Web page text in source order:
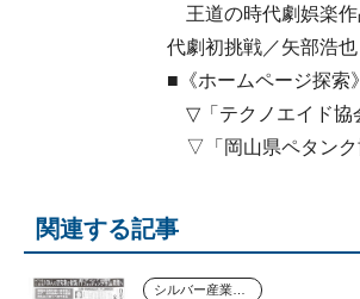
王道の時代劇娯楽
代劇初挑戦／矢部浩也
■《ホームページ探索》
▽「テクノエイド協
▽「岡山県ペタンク
関連する記事